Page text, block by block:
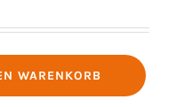
WARENKORB